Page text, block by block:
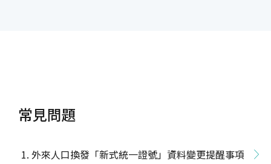
常見問題
外來人口換發「新式統一證號」資料變更提醒事項